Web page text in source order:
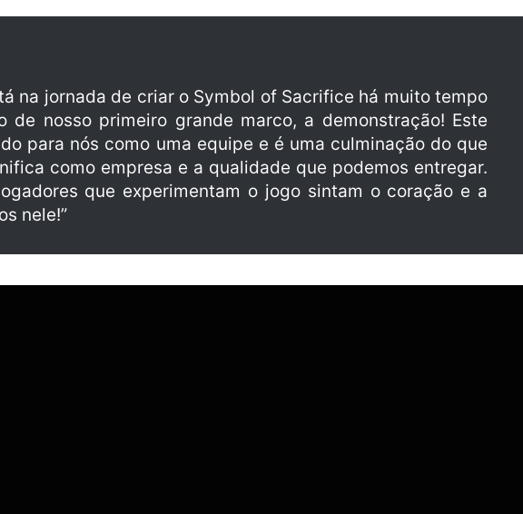
na jornada de criar o Symbol of Sacrifice há muito tempo
de nosso primeiro grande marco, a demonstração! Este
para nós como uma equipe e é uma culminação do que
como empresa e a qualidade que podemos entregar.
que experimentam o jogo sintam o coração e a
nele!”